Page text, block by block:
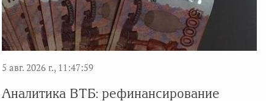
5 авг. 2026 г., 11:47:59
Аналитика ВТБ: рефинансирование